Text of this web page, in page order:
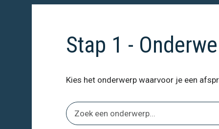
Stap 1 -
Kies het onderwerp waarvoor je een